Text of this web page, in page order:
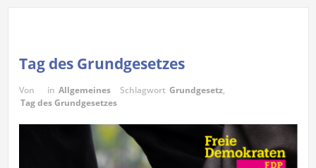
Tag des Grundgesetzes
Von in Allgemeines Schlagwort Grundgesetz,
Tag des Grundgesetzes